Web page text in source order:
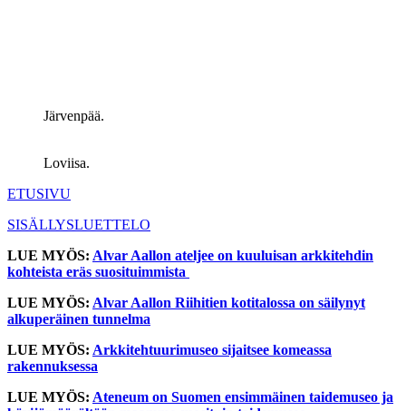
Järvenpää.
Loviisa.
ETUSIVU
SISÄLLYSLUETTELO
LUE MYÖS: Alvar Aallon ateljee on kuuluisan arkkitehdin
kohteista eräs suosituimmista
LUE MYÖS: Alvar Aallon Riihitien kotitalossa on säilynyt
alkuperäinen tunnelma
LUE MYÖS: Arkkitehtuurimuseo sijaitsee komeassa
rakennuksessa
LUE MYÖS: Ateneum on Suomen ensimmäinen taidemuseo ja